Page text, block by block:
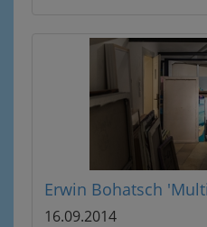
Erwin Bohatsch
16.09.2014